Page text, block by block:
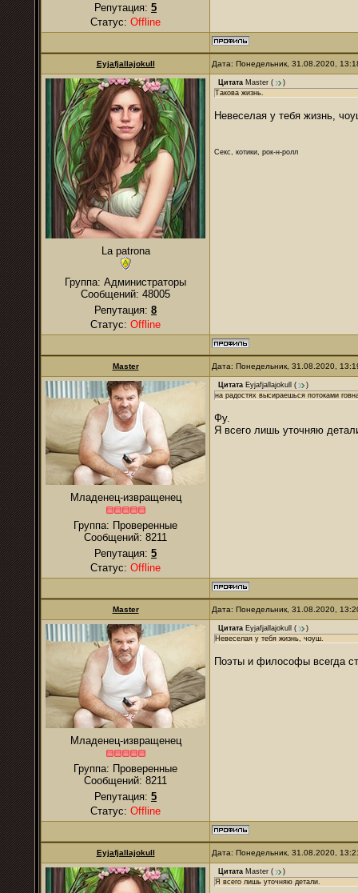
Репутация: 5
Статус: Offline
Eyjafjallajokull Дата: Понедельник, 31.08.2020,
La patrona
Группа: Администраторы
Сообщений: 48005
Репутация: 8
Статус: Offline
Цитата Master (
)
Такова жизнь.
Невеселая у тебя жизнь,
Секс, котики, рок-н-ролл
Master Дата: Понедельник, 31.08.2020,
Младенец-извращенец
Группа: Проверенные
Сообщений: 8211
Репутация: 5
Статус: Offline
Цитата Eyjafjallajokull (
)
на радостях высираешься потоками
Фу.
Я всего лишь уточняю
Master Дата: Понедельник, 31.08.2020,
Младенец-извращенец
Группа: Проверенные
Сообщений: 8211
Репутация: 5
Статус: Offline
Цитата Eyjafjallajokull (
)
Невеселая у тебя жизнь, чоуш.
Поэты и философы всегда
Eyjafjallajokull Дата: Понедельник, 31.08.2020,
Цитата Master (
)
Я всего лишь уточняю детали.